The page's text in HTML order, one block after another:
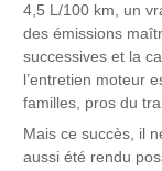
4,5 L/100 km, un
des émissions
successives et la
l’entretien moteur
familles, pros du
Mais ce succès, il
aussi été rendu